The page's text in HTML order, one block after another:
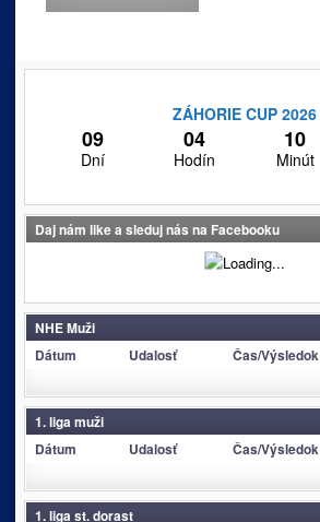
ZÁHORIE CUP 2026
09
Dní
04
Hodín
10
Minút
Daj nám like a sleduj nás na Facebooku
NHE Muži
Dátum
Udalosť Čas/Výsledok
1. liga muži
Dátum
Udalosť Čas/Výsledok
1. liga st. dorast